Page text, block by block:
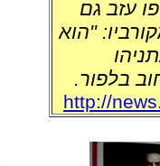
עזב גם
"הוא
בלפור.
http://